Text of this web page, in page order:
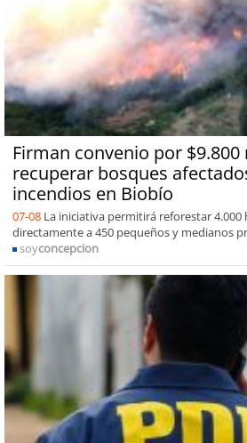
Firman convenio por
recuperar bosques
incendios en Biobío
07-08 La iniciativa permitirá reforestar 4.000
directamente a 450 pequeños y medianos
soyconcepcion